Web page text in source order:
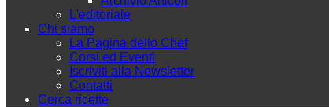
L'editoriale
Chi siamo
La Pagina dello Chef
Corsi ed Eventi
Iscriviti alla Newsletter
Contatti
Cerca ricette